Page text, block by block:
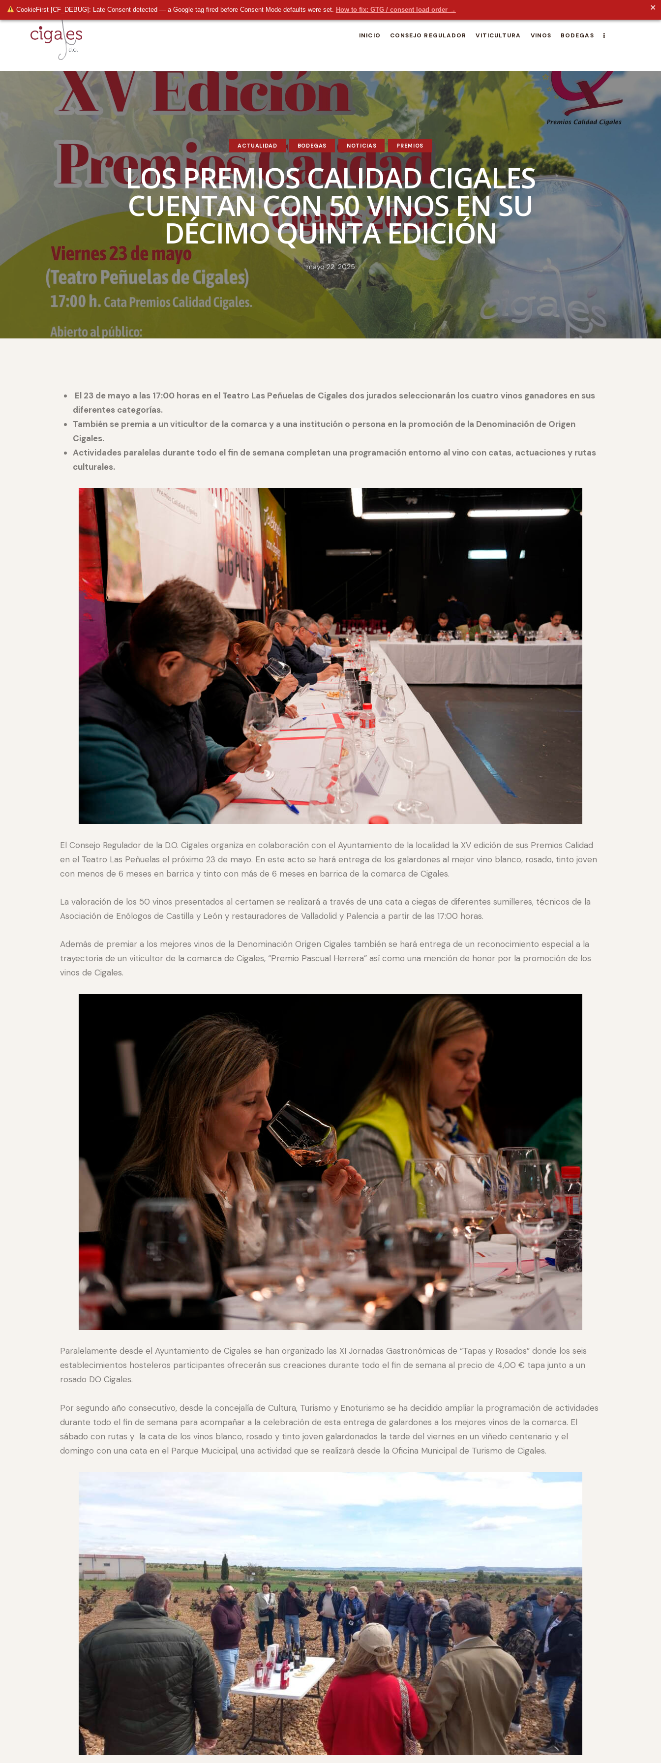
CookieFirst [CF_DEBUG]: Late Consent detected — a Google tag fired before Consent Mode defaults were set. How to fix: GTG / consent load order → ✕
INICIO CONSEJO REGULADOR VITICULTURA VINOS BODEGAS
ACTUALIDAD BODEGAS NOTICIAS PREMIOS
LOS PREMIOS CALIDAD CIGALES
CUENTAN CON 50 VINOS EN SU
DÉCIMO QUINTA EDICIÓN
mayo 22, 2025
El 23 de mayo a las 17:00 horas en el Teatro Las Peñuelas de Cigales dos jurados seleccionarán los cuatro vinos ganadores en sus
diferentes categorías.
También se premia a un viticultor de la comarca y a una institución o persona en la promoción de la Denominación de Origen
Cigales.
Actividades paralelas durante todo el fin de semana completan una programación entorno al vino con catas, actuaciones y rutas
culturales.
El Consejo Regulador de la D.O. Cigales organiza en colaboración con el Ayuntamiento de la localidad la XV edición de sus Premios Calidad
en el Teatro Las Peñuelas el próximo 23 de mayo. En este acto se hará entrega de los galardones al mejor vino blanco, rosado, tinto joven
con menos de 6 meses en barrica y tinto con más de 6 meses en barrica de la comarca de Cigales.
La valoración de los 50 vinos presentados al certamen se realizará a través de una cata a ciegas de diferentes sumilleres, técnicos de la
Asociación de Enólogos de Castilla y León y restauradores de Valladolid y Palencia a partir de las 17:00 horas.
Además de premiar a los mejores vinos de la Denominación Origen Cigales también se hará entrega de un reconocimiento especial a la
trayectoria de un viticultor de la comarca de Cigales, “Premio Pascual Herrera” así como una mención de honor por la promoción de los
vinos de Cigales.
Paralelamente desde el Ayuntamiento de Cigales se han organizado las XI Jornadas Gastronómicas de “Tapas y Rosados” donde los seis
establecimientos hosteleros participantes ofrecerán sus creaciones durante todo el fin de semana al precio de 4,00 € tapa junto a un
rosado DO Cigales.
Por segundo año consecutivo, desde la concejalía de Cultura, Turismo y Enoturismo se ha decidido ampliar la programación de actividades
durante todo el fin de semana para acompañar a la celebración de esta entrega de galardones a los mejores vinos de la comarca. El
sábado con rutas y la cata de los vinos blanco, rosado y tinto joven galardonados la tarde del viernes en un viñedo centenario y el
domingo con una cata en el Parque Mucicipal, una actividad que se realizará desde la Oficina Municipal de Turismo de Cigales.